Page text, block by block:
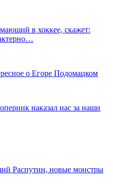
в хоккее, скажет:
о Егоре Подомацком
наказал нас за наши
Распутин, новые монстры